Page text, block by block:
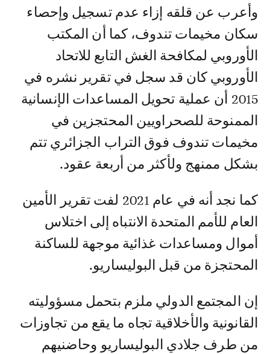
وأعرب عن قلقه إزاء عدم تسجيل وإحصاء
سكان مخيمات تندوف، كما أن المكتب
الأوروبي لمكافحة الغش التابع للاتحاد
الأوروبي كان قد سجل في تقرير نشره في
2015 أن عملية تحويل المساعدات الإنسانية
الممنوحة للصحراويين المحتجزين في
مخيمات تندوف فوق التراب الجزائري تتم
بشكل ممنهج ولأكثر من أربعة عقود.
كما نجد أنه في عام 2021 لفت تقرير الأمين
العام للأمم المتحدة الانتباه إلى اختلاس
أموال ومساعدات غذائية موجهة للساكنة
المحتجزة من قبل البوليساريو.
إن المجتمع الدولي ملزم بتحمل مسؤوليته
القانونية والأخلاقية تجاه ما يقع من تجاوزات
من طرف جلادي البوليساريو وحاضنيهم